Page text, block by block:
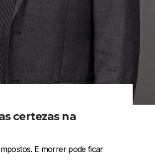
certezas na
E morrer pode ficar